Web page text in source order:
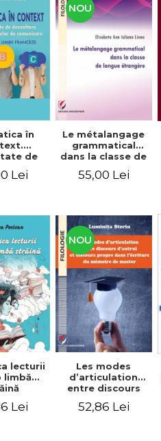
în
de
Lei
NOU
Le métalangage
grammatical
dans la classe de
55,00 Lei
lecturii
limbă
Lei
NOU
Les modes
d’articulation
entre discours
discours propre
52,86 Lei